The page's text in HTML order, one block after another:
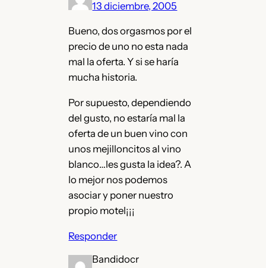
13 diciembre, 2005
Bueno, dos orgasmos por el
precio de uno no esta nada
mal la oferta. Y si se haría
mucha historia.
Por supuesto, dependiendo
del gusto, no estaría mal la
oferta de un buen vino con
unos mejilloncitos al vino
blanco…les gusta la idea?. A
lo mejor nos podemos
asociar y poner nuestro
propio motel¡¡¡
Responder
Bandidocr